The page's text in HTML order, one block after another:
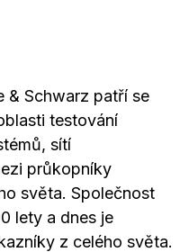
& Schwarz patří se
testování
sítí
průkopníky
světa. Společnost
lety a dnes je
z celého světa.